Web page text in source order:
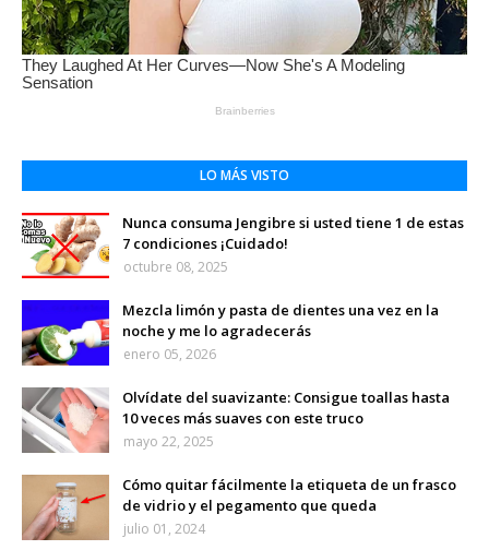
LO MÁS VISTO
Nunca consuma Jengibre si usted tiene 1 de estas
7 condiciones ¡Cuidado!
octubre 08, 2025
Mezcla limón y pasta de dientes una vez en la
noche y me lo agradecerás
enero 05, 2026
Olvídate del suavizante: Consigue toallas hasta
10 veces más suaves con este truco
mayo 22, 2025
Cómo quitar fácilmente la etiqueta de un frasco
de vidrio y el pegamento que queda
julio 01, 2024